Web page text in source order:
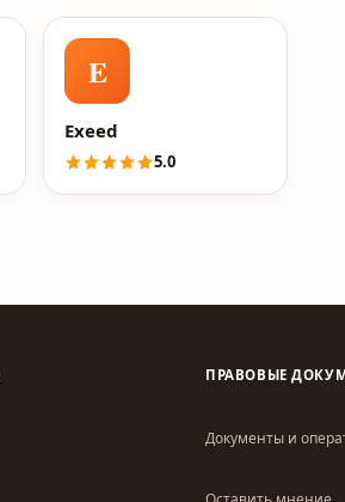
E
Exeed
5.0
ПРАВОВЫЕ
Документы и